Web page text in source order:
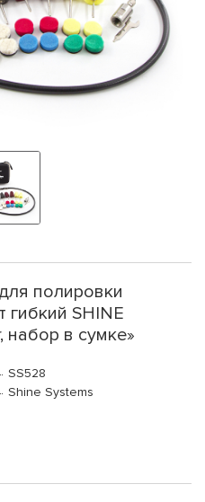
полировки
гибкий SHINE
набор в сумке»
SS528
Shine Systems